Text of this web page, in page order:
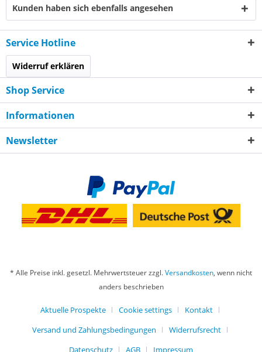
Kunden haben sich ebenfalls angesehen
Service Hotline
Widerruf erklären
Shop Service
Informationen
Newsletter
* Alle Preise inkl. gesetzl. Mehrwertsteuer zzgl.Versandkosten, wenn nicht
anders beschrieben
Aktuelle Prospekte Cookie settings
Kontakt
Versand und Zahlungsbedingungen
Widerrufsrecht
Datenschutz
AGB Impressum